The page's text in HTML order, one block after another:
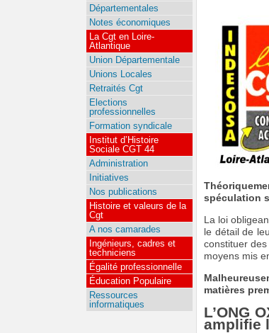
spéculation
La loi
le détail de
constituer
moyens mis
matières
L’ONG
amplifie
Départementales
Notes économiques
La Cgt en Loire-
Atlantique
Union Départementale
Unions Locales
Retraités Cgt
Elections
professionnelles
Formation syndicale
Institut d’Histoire
Sociale CGT 44
Administration
Initiatives
Nos publications
Histoire et valeurs de la
Cgt
A nos camarades
Ingénieurs, cadres et
techniciens
Égalité professionnelle
Éducation Populaire
Ressources
informatiques